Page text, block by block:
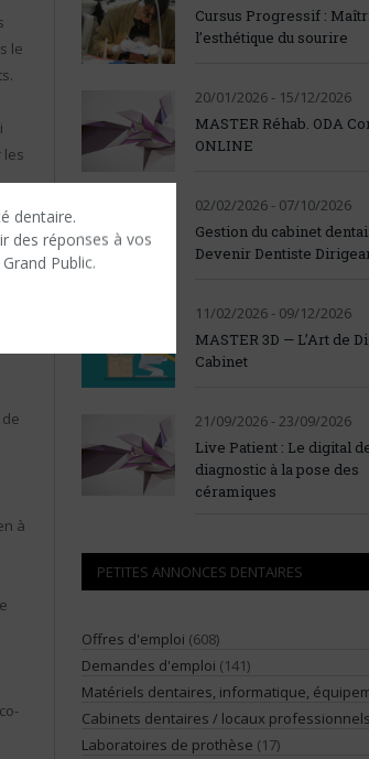
dentaire.
des réponses à vos
Public.
le
les
à
Cursus Progressif :
l’esthétique du sourire
20/01/2026 - 15/12/2026
MASTER Réhab. ODA
ONLINE
02/02/2026 - 07/10/2026
Gestion du cabinet
Devenir Dentiste
11/02/2026 - 09/12/2026
MASTER 3D — L’Art de
Cabinet
21/09/2026 - 23/09/2026
Live Patient : Le digital
diagnostic à la pose des
céramiques
PETITES ANNONCES DENTAIRES
Offres d'emploi (608)
Demandes d'emploi (141)
Matériels dentaires, informatique,
Cabinets dentaires / locaux professionnels
Laboratoires de prothèse (17)